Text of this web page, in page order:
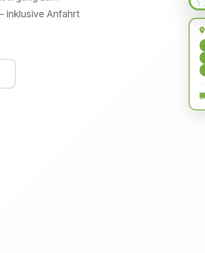
inklusive Anfahrt